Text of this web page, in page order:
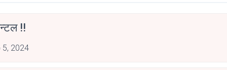
!!
5, 2024